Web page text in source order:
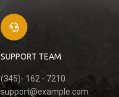
SUPPORT TEAM
(345)- 162 - 7210
support@example.com